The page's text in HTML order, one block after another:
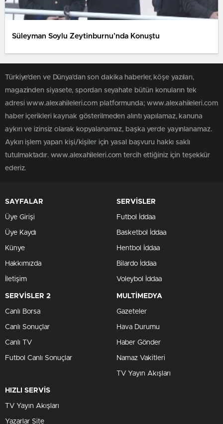
Süleyman Soylu Zeytinburnu’nda Konuştu
Türkiye'den ve Dünya’dan son dakika haberler, köşe yazıları,
magazinden siyasete, spordan seyahate bütün konuların tek
adresi www.alexahileleri.com platformunda; www.alexahileleri.com
haber içerikleri kaynak gösterilmeden alıntı yapılamaz, kanuna
aykırı ve izinsiz olarak kopyalanamaz, başka yerde yayınlanamaz.
Aykırı işlem yapan kişi/kişiler için yasal başvuru hakkı saklı
tutulmaktadır. www.alexahileleri.com tercih ettiğiniz için teşekkür
ederiz.
SAYFALAR
Üye Girişi
Üye Kaydı
Künye
Hakkımızda
İletişim
SERVİSLER
Futbol İddaa
Basketbol İddaa
Hentbol İddaa
Bilardo İddaa
Voleybol İddaa
SERVİSLER 2
Canlı Borsa
Canlı Sonuçlar
Canlı TV
Futbol Canlı Sonuçlar
MULTİMEDYA
Gazeteler
Hava Durumu
Haber Gönder
Namaz Vakitleri
TV Yayın Akışları
HIZLI SERVİS
TV Yayın Akışları
Yazarlar Site